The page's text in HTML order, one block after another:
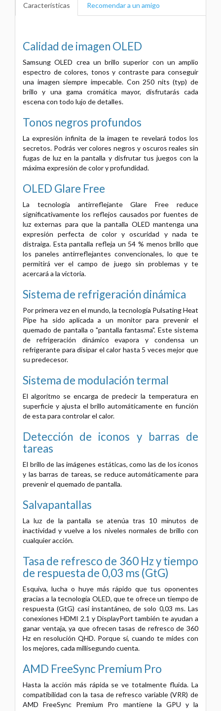
Características Recomendar a un amigo
Calidad de imagen OLED
Samsung OLED crea un brillo superior con un amplio
espectro de colores, tonos y contraste para conseguir
una imagen siempre impecable. Con 250 nits (typ) de
brillo y una gama cromática mayor, disfrutarás cada
escena con todo lujo de detalles.
Tonos negros profundos
La expresión infinita de la imagen te revelará todos los
secretos. Podrás ver colores negros y oscuros reales sin
fugas de luz en la pantalla y disfrutar tus juegos con la
máxima expresión de color y profundidad.
OLED Glare Free
La tecnología antirreflejante Glare Free reduce
significativamente los reflejos causados por fuentes de
luz externas para que la pantalla OLED mantenga una
expresión perfecta de color y oscuridad y nada te
distraiga. Esta pantalla refleja un 54 % menos brillo que
los paneles antirreflejantes convencionales, lo que te
permitirá ver el campo de juego sin problemas y te
acercará a la victoria.
Sistema de refrigeración dinámica
Por primera vez en el mundo, la tecnología Pulsating Heat
Pipe ha sido aplicada a un monitor para prevenir el
quemado de pantalla o "pantalla fantasma". Este sistema
de refrigeración dinámico evapora y condensa un
refrigerante para disipar el calor hasta 5 veces mejor que
su predecesor.
Sistema de modulación termal
El algoritmo se encarga de predecir la temperatura en
superficie y ajusta el brillo automáticamente en función
de esta para controlar el calor.
Detección de iconos y barras de
tareas
El brillo de las imágenes estáticas, como las de los iconos
y las barras de tareas, se reduce automáticamente para
prevenir el quemado de pantalla.
Salvapantallas
La luz de la pantalla se atenúa tras 10 minutos de
inactividad y vuelve a los niveles normales de brillo con
cualquier acción.
Tasa de refresco de 360 Hz y tiempo
de respuesta de 0,03 ms (GtG)
Esquiva, lucha o huye más rápido que tus oponentes
gracias a la tecnología OLED, que te ofrece un tiempo de
respuesta (GtG) casi instantáneo, de solo 0,03 ms. Las
conexiones HDMI 2.1 y DisplayPort también te ayudan a
ganar ventaja, ya que ofrecen tasas de refresco de 360
Hz en resolución QHD. Porque sí, cuando te mides con
los mejores, cada millisegundo cuenta.
AMD FreeSync Premium Pro
Hasta la acción más rápida se ve totalmente fluida. La
compatibilidad con la tasa de refresco variable (VRR) de
AMD FreeSync Premium Pro mantiene la GPU y la